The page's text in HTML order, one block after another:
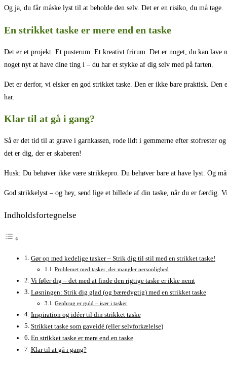
Og ja, du får måske lyst til at beholde den selv. Det er en risiko, du må tage.
En strikket taske er mere end en taske
Det er et projekt. Et pusterum. Et kreativt frirum. Det er noget, du kan lave
noget nyt at have dine ting i – du har et stykke af dig selv med på farten.
Det er derfor, vi elsker en god strikket taske. Den er ikke bare praktisk. Den
har.
Klar til at gå i gang?
Så er det tid til at grave i garnkassen, rode lidt i gemmerne efter stofrester
det er dig, der er skaberen!
Husk: Du behøver ikke være strikkepro. Du behøver bare at have lyst. Og
God strikkelyst – og hey, send lige et billede af din taske, når du er færdig.
Indholdsfortegnelse
Gør op med kedelige tasker – Strik dig til stil med en strikket taske!
Problemet med tasker, der mangler personlighed
Vi føler dig – det med at finde den rigtige taske er ikke nemt
Løsningen: Strik dig glad (og bæredygtig) med en strikket taske
Genbrug er guld – især i tasker
Inspiration og idéer til din strikket taske
Strikket taske som gaveidé (eller selvforkælelse)
En strikket taske er mere end en taske
Klar til at gå i gang?